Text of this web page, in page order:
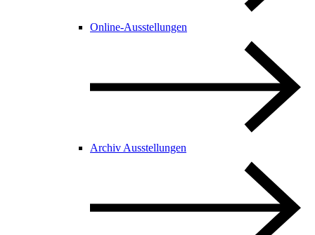
Online-Ausstellungen
Archiv Ausstellungen